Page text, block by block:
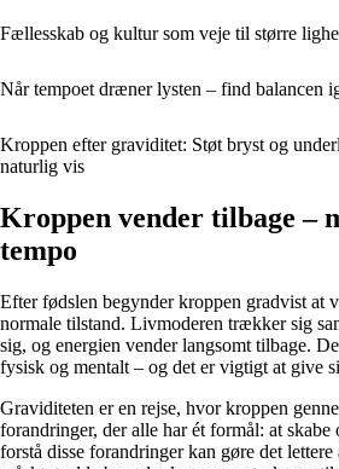
Fællesskab og kultur som veje til større
Når tempoet dræner lysten – find balancen
Kroppen efter graviditet: Støt bryst og
naturlig vis
Kroppen vender tilbage –
tempo
Efter fødslen begynder kroppen gradvist at
normale tilstand. Livmoderen trækker sig
sig, og energien vender langsomt tilbage.
fysisk og mentalt – og det er vigtigt at give
Graviditeten er en rejse, hvor kroppen
forandringer, der alle har ét formål: at
forstå disse forandringer kan gøre det lettere